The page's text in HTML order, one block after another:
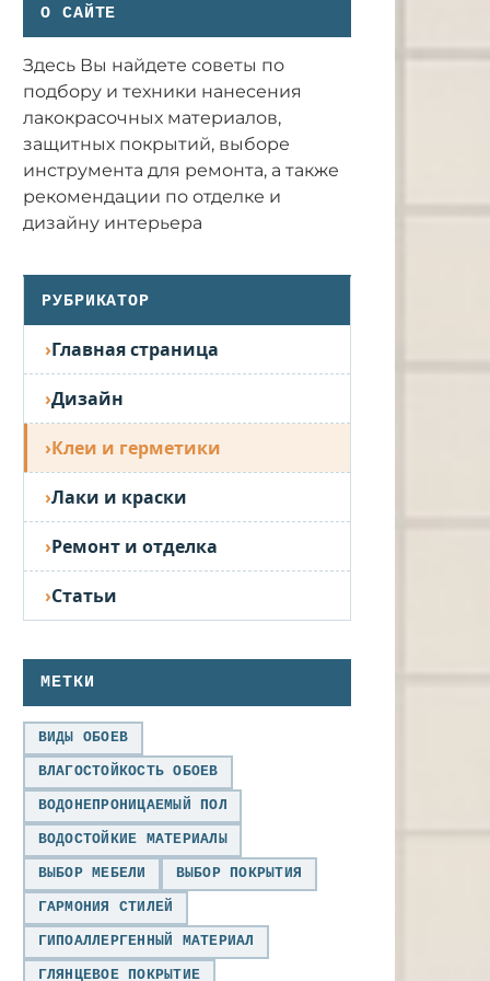
О САЙТЕ
Здесь Вы найдете советы по
подбору и техники нанесения
лакокрасочных материалов,
защитных покрытий, выборе
инструмента для ремонта, а также
рекомендации по отделке и
дизайну интерьера
РУБРИКАТОР
Главная страница
Дизайн
Клеи и герметики
Лаки и краски
Ремонт и отделка
Статьи
МЕТКИ
ВИДЫ ОБОЕВ
ВЛАГОСТОЙКОСТЬ ОБОЕВ
ВОДОНЕПРОНИЦАЕМЫЙ ПОЛ
ВОДОСТОЙКИЕ МАТЕРИАЛЫ
ВЫБОР МЕБЕЛИ ВЫБОР ПОКРЫТИЯ
ГАРМОНИЯ СТИЛЕЙ
ГИПОАЛЛЕРГЕННЫЙ МАТЕРИАЛ
ГЛЯНЦЕВОЕ ПОКРЫТИЕ